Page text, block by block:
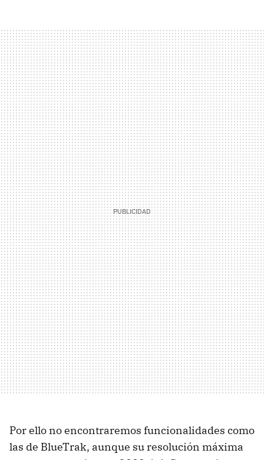
Por ello no encontraremos funcionalidades como
las de BlueTrak, aunque su resolución máxima